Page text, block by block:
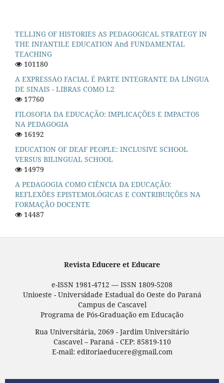
TELLING OF HISTORIES AS PEDAGOGICAL STRATEGY IN
THE INFANTILE EDUCATION And FUNDAMENTAL
TEACHING
101180
A EXPRESSAO FACIAL É PARTE INTEGRANTE DA LÍNGUA
DE SINAIS - LIBRAS COMO L2
17760
FILOSOFIA DA EDUCAÇÃO: IMPLICAÇÕES E IMPACTOS
NA PEDAGOGIA
16192
EDUCATION OF DEAF PEOPLE: INCLUSIVE SCHOOL
VERSUS BILINGUAL SCHOOL
14979
A PEDAGOGIA COMO CIÊNCIA DA EDUCAÇÃO:
REFLEXÕES EPISTEMOLÓGICAS E CONTRIBUIÇÕES NA
FORMAÇÃO DOCENTE
14487
Revista Educere et Educare
e-ISSN 1981-4712 — ISSN 1809-5208
Unioeste - Universidade Estadual do Oeste do Paraná
Campus de Cascavel
Programa de Pós-Graduação em Educação
Rua Universitária, 2069 - Jardim Universitário
Cascavel – Paraná - CEP: 85819-110
E-mail: editoriaeducere@gmail.com